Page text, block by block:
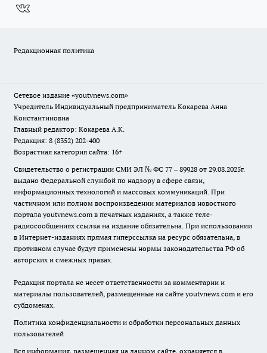
Редакционная политика
Сетевое издание «youtvnews.com»
Учредитель Индивидуальный предприниматель Кокарева Анна
Константиновна
Главный редактор: Кокарева А.К.
Редакция: 8 (8352) 202-400
Возрастная категория сайта: 16+
Свидетельство о регистрации СМИ ЭЛ № ФС 77 – 89928 от 29.08.2025г.
выдано Федеральной службой по надзору в сфере связи,
информационных технологий и массовых коммуникаций. При
частичном или полном воспроизведении материалов новостного
портала youtvnews.com в печатных изданиях, а также теле-
радиосообщениях ссылка на издание обязательна. При использовании
в Интернет-изданиях прямая гиперссылка на ресурс обязательна, в
противном случае будут применены нормы законодательства РФ об
авторских и смежных правах.
Редакция портала не несет ответственности за комментарии и
материалы пользователей, размещенные на сайте youtvnews.com и его
субдоменах.
Политика конфиденциальности и обработки персональных данных
пользователей
Вся информация, размещенная на данном сайте, охраняется в